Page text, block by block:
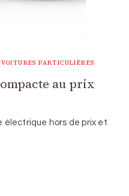
VOITURES PARTICULIÈRES
au prix
électrique hors de prix et